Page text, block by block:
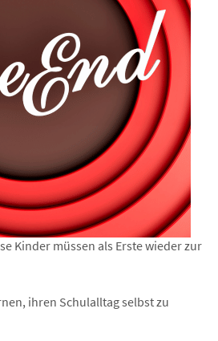
Kinder müssen als Erste wieder zur
ihren Schulalltag selbst zu